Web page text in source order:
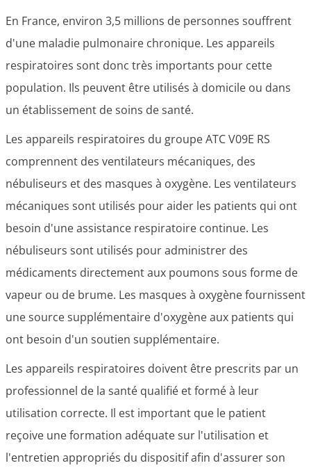
En France, environ 3,5 millions de personnes souffrent
d'une maladie pulmonaire chronique. Les appareils
respiratoires sont donc très importants pour cette
population. Ils peuvent être utilisés à domicile ou dans
un établissement de soins de santé.
Les appareils respiratoires du groupe ATC V09E RS
comprennent des ventilateurs mécaniques, des
nébuliseurs et des masques à oxygène. Les ventilateurs
mécaniques sont utilisés pour aider les patients qui ont
besoin d'une assistance respiratoire continue. Les
nébuliseurs sont utilisés pour administrer des
médicaments directement aux poumons sous forme de
vapeur ou de brume. Les masques à oxygène fournissent
une source supplémentaire d'oxygène aux patients qui
ont besoin d'un soutien supplémentaire.
Les appareils respiratoires doivent être prescrits par un
professionnel de la santé qualifié et formé à leur
utilisation correcte. Il est important que le patient
reçoive une formation adéquate sur l'utilisation et
l'entretien appropriés du dispositif afin d'assurer son